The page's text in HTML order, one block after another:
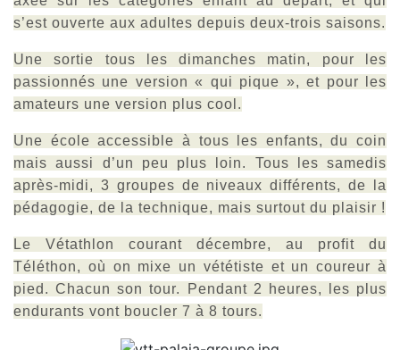
s’est ouverte aux adultes depuis deux-trois saisons.
Une sortie tous les dimanches matin, pour les
passionnés une version « qui pique », et pour les
amateurs une version plus cool.
Une école accessible à tous les enfants, du coin
mais aussi d’un peu plus loin. Tous les samedis
après-midi, 3 groupes de niveaux différents, de la
pédagogie, de la technique, mais surtout du plaisir !
Le Vétathlon courant décembre, au profit du
Téléthon, où on mixe un vététiste et un coureur à
pied. Chacun son tour. Pendant 2 heures, les plus
endurants vont boucler 7 à 8 tours.